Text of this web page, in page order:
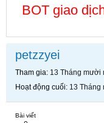
BOT giao
petzzyei
Tham gia 13 Tháng mười
Hoạt động cuối 13 Tháng
Bài viết